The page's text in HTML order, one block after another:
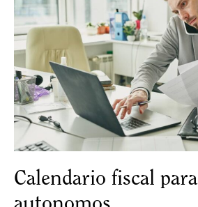
Calendario fiscal para
autonomos